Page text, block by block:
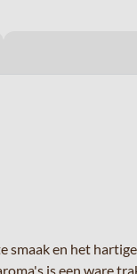
smaak en het
is een ware